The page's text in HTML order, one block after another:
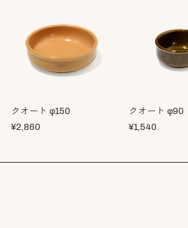
クオート φ150
¥2,860
クオート φ90
¥1,540